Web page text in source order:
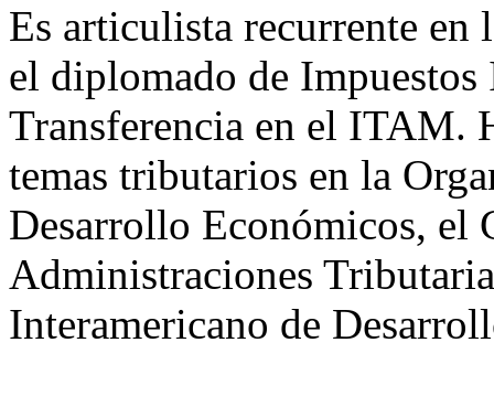
Es articulista recurrente en
el diplomado de
Transferencia en el ITAM.
temas tributarios en la
Desarrollo Económicos, el
Administraciones
Interamericano de